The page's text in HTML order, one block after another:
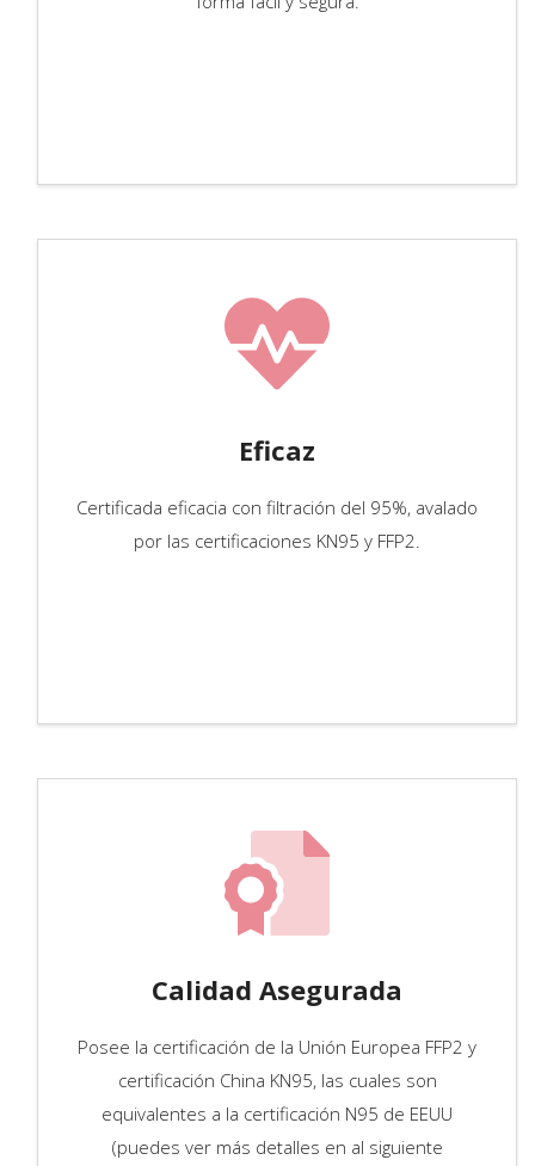
Eficaz
Certificada eficacia con filtración del 95%, avalado
por las certificaciones KN95 y FFP2.
Calidad Asegurada
Posee la certificación de la Unión Europea FFP2 y
certificación China KN95, las cuales son
equivalentes a la certificación N95 de EEUU
(puedes ver más detalles en al siguiente